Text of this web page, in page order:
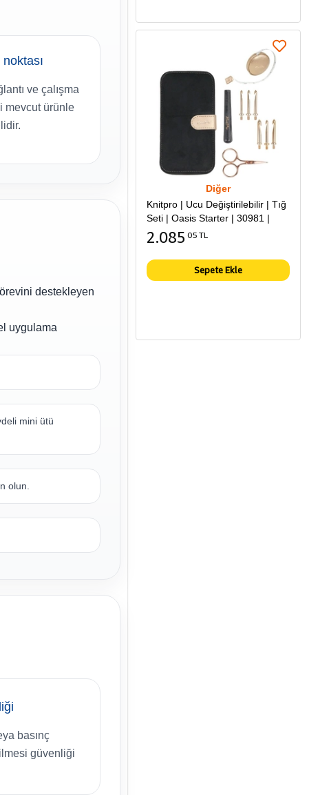
ve çalışma
mevcut ürünle
destekleyen
uygulama
mini ütü
olun.
basınç
güvenliği
Diğer
Knitpro | Ucu Değiştirilebilir | Tığ
Seti | Oasis Starter | 30981 |
2.085 05 TL
Sepete Ekle